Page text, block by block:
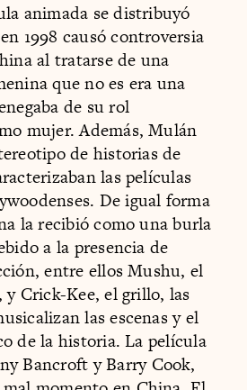
animada se distribuyó
1998 causó controversia
al tratarse de una
que no es era una
de su rol
mujer. Además, Mulán
de historias de
las películas
De igual forma
la recibió como una burla
a la presencia de
entre ellos Mushu, el
y Crick-Kee, el grillo, las
las escenas y el
de la historia. La película
Bancroft y Barry Cook,